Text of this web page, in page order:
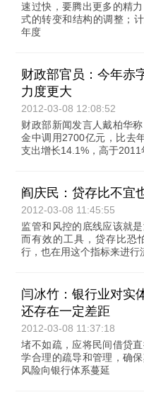
速过快，要腾出更多的精
式的转变和结构的调整；
年度
财政部官员：今年赤
力度更大
2012-03-08 12:08:52
财政部新闻发言人戴柏华
金中调用2700亿元，比去
支出增长14.1%，高于2011
阎庆民：贷存比不宜
2012-03-08 11:45:55
监管和风控的底线应该就
而有效的工具，贷存比恐
行，也在用这个指标来进行
闫冰竹：银行业对实
还存在一定差距
2012-03-08 11:37:18
堵不如疏，应将民间借贷
学合理的疏导和管理，确
风险向银行体系蔓延